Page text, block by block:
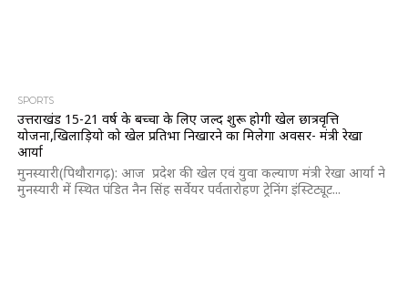
SPORTS
उत्तराखंड 15-21 वर्ष के बच्चों के लिए जल्द शुरू होगी खेल छात्रवृत्ति
योजना,खिलाड़ियो को खेल प्रतिभा निखारने का मिलेगा अवसर- मंत्री रेखा
आर्या
मुनस्यारी(पिथौरागढ़): आज प्रदेश की खेल एवं युवा कल्याण मंत्री रेखा आर्या ने
मुनस्यारी में स्थित पंडित नैन सिंह सर्वेयर पर्वतारोहण ट्रेनिंग इंस्टिट्यूट...